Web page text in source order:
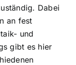
Dabei
an fest
und
gibt es hier